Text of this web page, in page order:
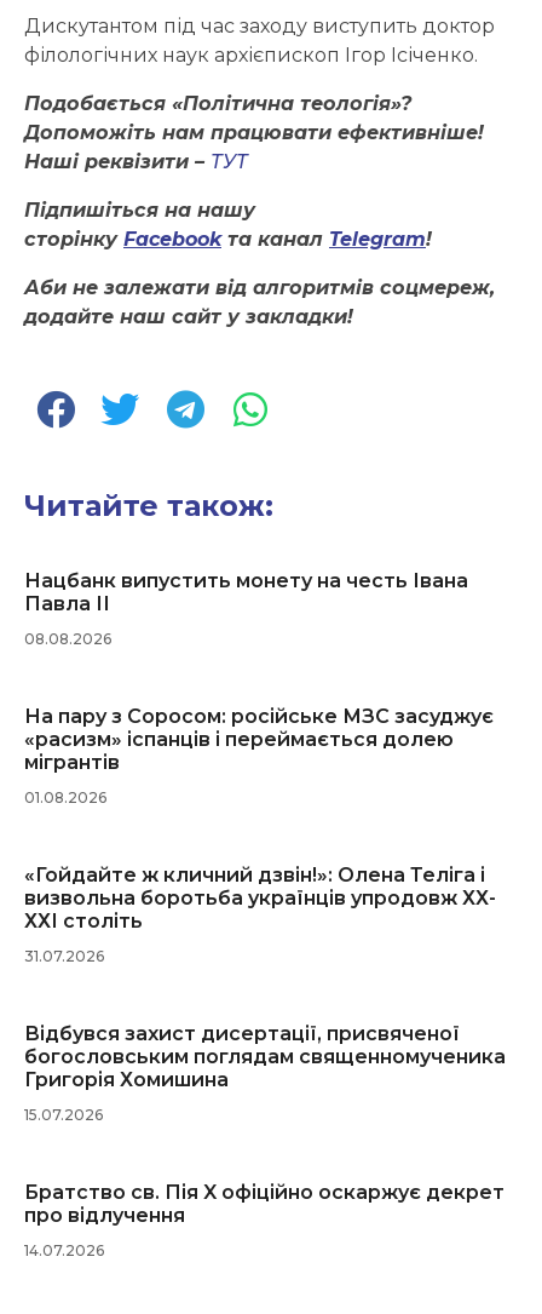
Дискутантом під час заходу виступить доктор
філологічних наук архієпископ Ігор Ісіченко.
Подобається «Політична теологія»?
Допоможіть нам працювати ефективніше!
Наші реквізити – ТУТ
Підпишіться на нашу
сторінку Facebookта канал Telegram!
Аби не залежати від алгоритмів соцмереж,
додайте наш сайт у закладки!
Читайте також:
Нацбанк випустить монету на честь Івана
Павла ІІ
08.08.2026
На пару з Соросом: російське МЗС засуджує
«расизм» іспанців і переймається долею
мігрантів
01.08.2026
«Гойдайте ж кличний дзвін!»: Олена Теліга і
визвольна боротьба українців упродовж ХХ-
ХХІ століть
31.07.2026
Відбувся захист дисертації, присвяченої
богословським поглядам священномученика
Григорія Хомишина
15.07.2026
Братство св. Пія X офіційно оскаржує декрет
про відлучення
14.07.2026